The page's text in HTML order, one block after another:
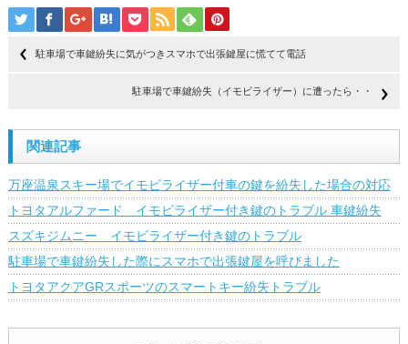
駐車場で車鍵紛失に気がつきスマホで出張鍵屋に慌てて電話
駐車場で車鍵紛失（イモビライザー）に遭ったら・・
関連記事
万座温泉スキー場でイモビライザー付車の鍵を紛失した場合の対応
トヨタアルファード イモビライザー付き鍵のトラブル 車鍵紛失
スズキジムニー イモビライザー付き鍵のトラブル
駐車場で車鍵紛失した際にスマホで出張鍵屋を呼びました
トヨタアクアGRスポーツのスマートキー紛失トラブル